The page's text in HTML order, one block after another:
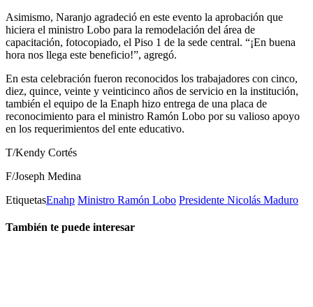
Asimismo, Naranjo agradeció en este evento la aprobación que
hiciera el ministro Lobo para la remodelación del área de
capacitación, fotocopiado, el Piso 1 de la sede central. “¡En buena
hora nos llega este beneficio!”, agregó.
En esta celebración fueron reconocidos los trabajadores con cinco,
diez, quince, veinte y veinticinco años de servicio en la institución,
también el equipo de la Enaph hizo entrega de una placa de
reconocimiento para el ministro Ramón Lobo por su valioso apoyo
en los requerimientos del ente educativo.
T/Kendy Cortés
F/Joseph Medina
EtiquetasEnahp Ministro Ramón Lobo Presidente Nicolás Maduro
También te puede interesar